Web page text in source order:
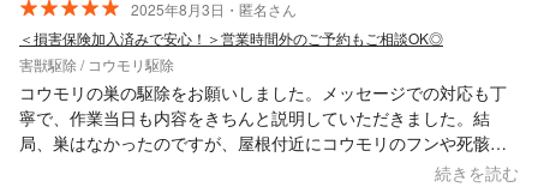
2025年8月3日・匿名さん
＜損害保険加入済みで安心！＞営業時間外のご予約もご相談OK◎
害獣駆除 / コウモリ駆除
コウモリの巣の駆除をお願いしました。メッセージでの対応も丁
寧で、作業当日も内容をきちんと説明していただきました。結
局、巣はなかったのですが、屋根付近にコウモリのフンや死骸が
あったのを取り除き、今後集まりにくいように忌避剤注入しても
続きを読む